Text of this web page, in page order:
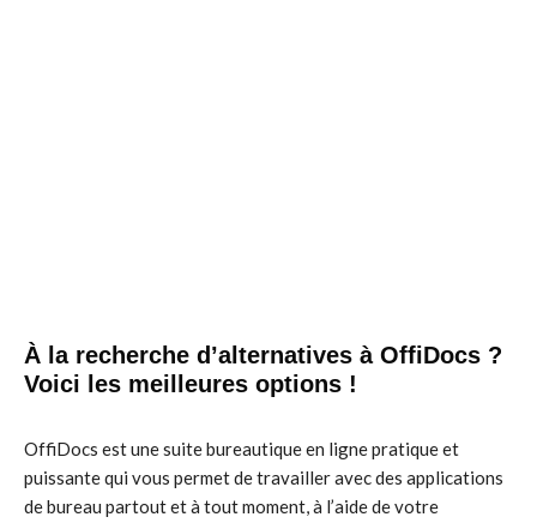
À la recherche d’alternatives à OffiDocs ?
Voici les meilleures options !
OffiDocs est une suite bureautique en ligne pratique et
puissante qui vous permet de travailler avec des applications
de bureau partout et à tout moment, à l’aide de votre